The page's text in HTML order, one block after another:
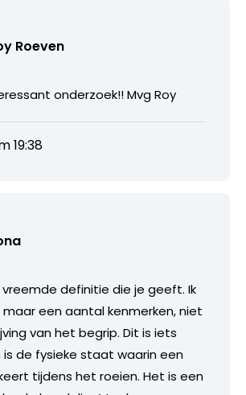
Roeven
onderzoek!! Mvg Roy
19:38
vreemde definitie die je geeft. Ik
maar een aantal kenmerken, niet
van het begrip. Dit is iets
is de fysieke staat waarin een
tijdens het roeien. Het is een